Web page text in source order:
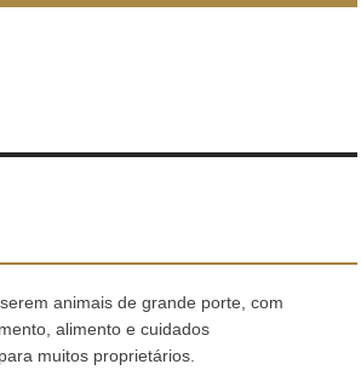
animais de grande porte, com
alimento e cuidados
muitos proprietários.